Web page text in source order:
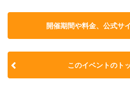
開催期間や料金、公式サ
このイベントのト